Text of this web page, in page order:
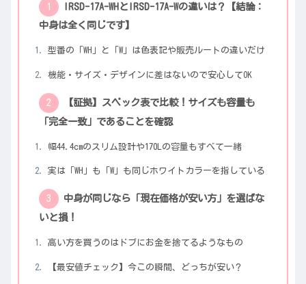
IRSD-17A-WHとIRSD-17A-Wの違いは？【結論：
中身は全く同じです】
型番の「WH」と「W」は色表記や販売ルートの違いだけ
機能・サイズ・デザインに差はないので安心してOK
【証拠】スペック表で比較！サイズも容量も
「完全一致」であることを確認
幅44.4cmのスリム設計や170Lの容量もすべて一緒
実は「WH」も「W」も同じホワイトカラーを指している
中身が同じなら「現在価格が安い方」を選ばな
いと損！
高い方を買うのはドブにお金を捨てるようなもの
【最安値チェック】今この瞬間、どっちが安い？